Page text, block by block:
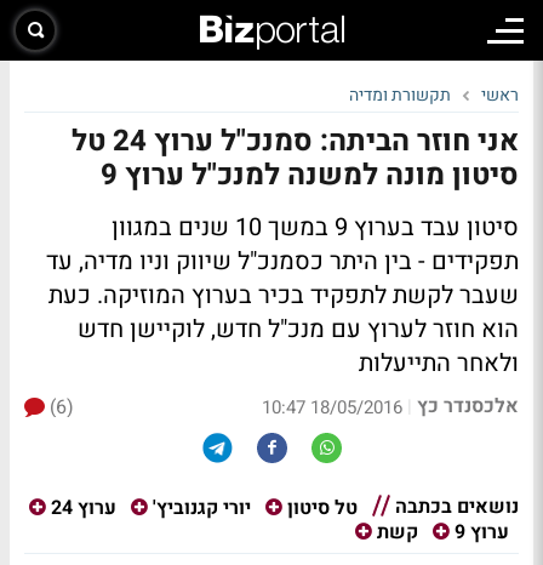
ראשי תקשורת ומדיה
אני חוזר הביתה: סמנכ"ל ערוץ 24 טל
סיטון מונה למשנה למנכ"ל ערוץ 9
סיטון עבד בערוץ 9 במשך 10 שנים במגוון
תפקידים - בין היתר כסמנכ"ל שיווק וניו מדיה, עד
שעבר לקשת לתפקיד בכיר בערוץ המוזיקה. כעת
הוא חוזר לערוץ עם מנכ"ל חדש, לוקיישן חדש
ולאחר התייעלות
אלכסנדר כץ |
18/05/2016 10:47
(6)
נושאים בכתבה טל סיטון יורי קגנוביץ'
ערוץ 24
ערוץ 9
קשת